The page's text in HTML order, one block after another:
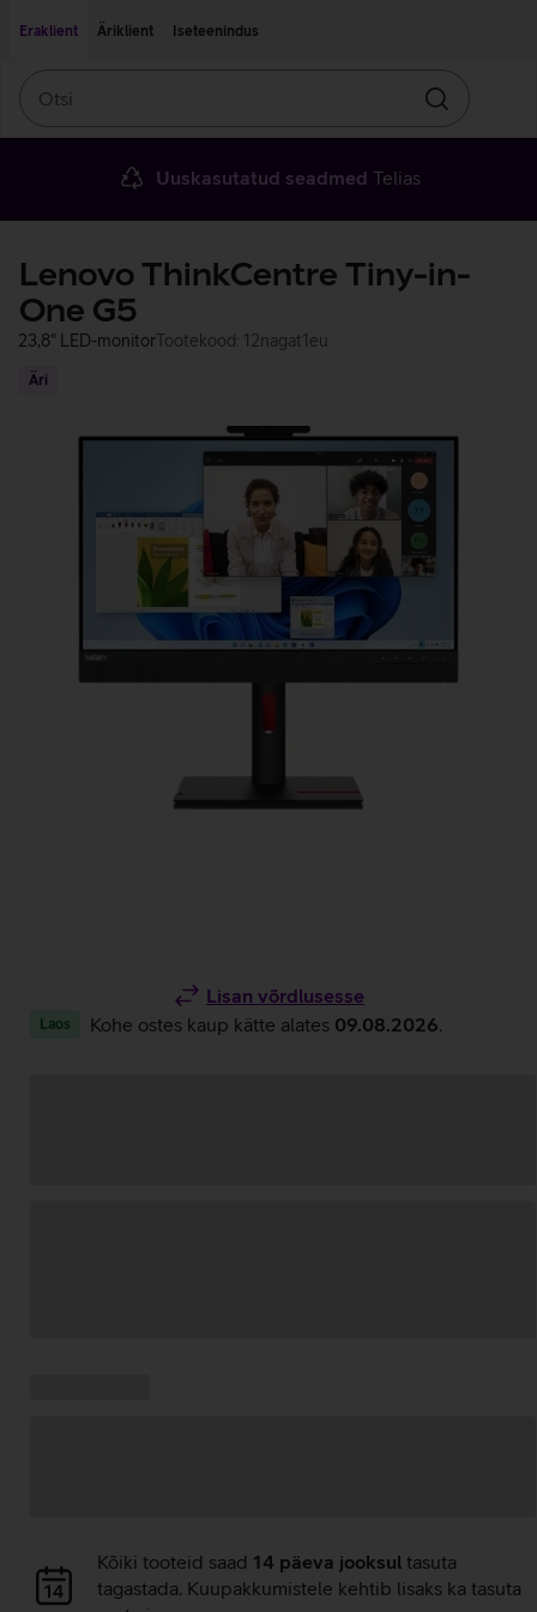
Eraklient
Äriklient Iseteenindus
Otsin
Uuskasutatud seadmed Telias
Lenovo ThinkCentre Tiny-in-
One G5
23,8" LED-monitorTootekood: 12nagat1eu
Äri
Lisan võrdlusesse
Laos Kohe ostes kaup kätte alates 09.08.2026
Andmete
laadimine
Kõiki tooteid saad 14 päeva jooksul tasuta
tagastada. Kuupakkumistele kehtib lisaks ka tasuta